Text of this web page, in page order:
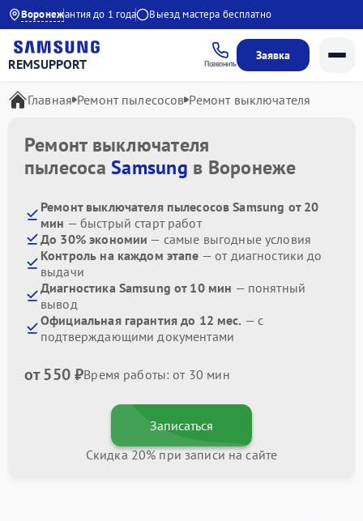
Воронеж
Гарантия до 1 года Выезд мастера бесплатно
REMSUPPORT Позвонить
Заявка
Главная Ремонт пылесосов Ремонт выключателя
Ремонт выключателя
пылесосаSamsung в Воронеже
Ремонт выключателя пылесосов Samsung от 20
мин — быстрый старт работ
До 30% экономии — самые выгодные условия
Контроль на каждом этапе — от диагностики до
выдачи
Диагностика Samsung от 10 мин — понятный
вывод
Официальная гарантия до 12 мес. — с
подтверждающими документами
от 550 ₽Время работы: от 30 мин
Записаться
Скидка 20% при записи на сайте